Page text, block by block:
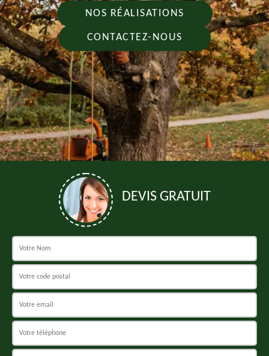
NOS RÉALISATIONS
CONTACTEZ-NOUS
DEVIS GRATUIT